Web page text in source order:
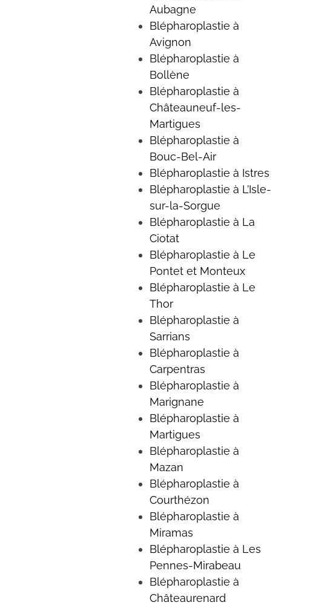
Aubagne
Blépharoplastie à
Avignon
Blépharoplastie à
Bollène
Blépharoplastie à
Châteauneuf-les-
Martigues
Blépharoplastie à
Bouc-Bel-Air
Blépharoplastie à Istres
Blépharoplastie à L’Isle-
sur-la-Sorgue
Blépharoplastie à La
Ciotat
Blépharoplastie à Le
Pontet et Monteux
Blépharoplastie à Le
Thor
Blépharoplastie à
Sarrians
Blépharoplastie à
Carpentras
Blépharoplastie à
Marignane
Blépharoplastie à
Martigues
Blépharoplastie à
Mazan
Blépharoplastie à
Courthézon
Blépharoplastie à
Miramas
Blépharoplastie à Les
Pennes-Mirabeau
Blépharoplastie à
Châteaurenard